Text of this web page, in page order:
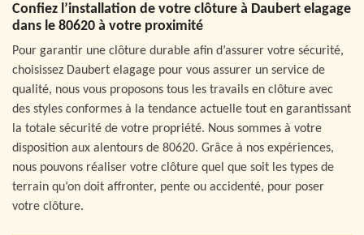
Confiez l’installation de votre clôture à Daubert elagage
dans le 80620 à votre proximité
Pour garantir une clôture durable afin d’assurer votre sécurité,
choisissez Daubert elagage pour vous assurer un service de
qualité, nous vous proposons tous les travails en clôture avec
des styles conformes à la tendance actuelle tout en garantissant
la totale sécurité de votre propriété. Nous sommes à votre
disposition aux alentours de 80620. Grâce à nos expériences,
nous pouvons réaliser votre clôture quel que soit les types de
terrain qu’on doit affronter, pente ou accidenté, pour poser
votre clôture.